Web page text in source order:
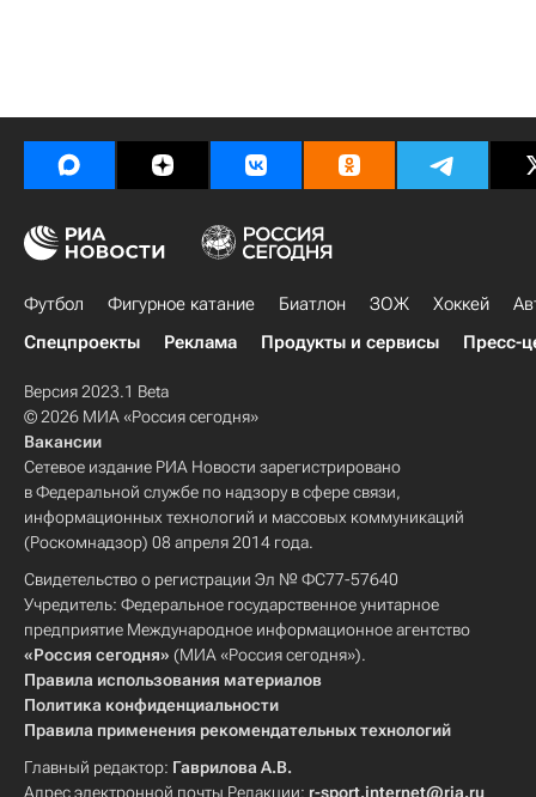
Футбол Фигурное катание Биатлон ЗОЖ Хоккей
Спецпроекты
Реклама Продукты и сервисы Пресс-
Версия 2023.1 Beta
© 2026 МИА «Россия сегодня»
Вакансии
Сетевое издание РИА Новости зарегистрировано
в Федеральной службе по надзору в сфере связи,
информационных технологий и массовых коммуникаций
(Роскомнадзор) 08 апреля 2014 года.
Свидетельство о регистрации Эл № ФС77-57640
Учредитель: Федеральное государственное унитарное
предприятие Международное информационное агентство
«Россия сегодня» (МИА «Россия сегодня»).
Правила использования материалов
Политика конфиденциальности
Правила применения рекомендательных технологий
Главный редактор: Гаврилова А.В.
Адрес электронной почты Редакции: r-sport.internet@ria.ru